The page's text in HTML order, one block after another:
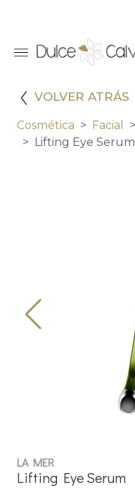
VOLVER ATRÁS
Cosmética Facial
Lifting Eye Serum
LA MER
Lifting Eye Serum